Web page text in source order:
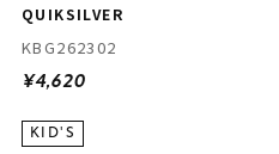
QUIKSILVER
KBG262302
¥4,620